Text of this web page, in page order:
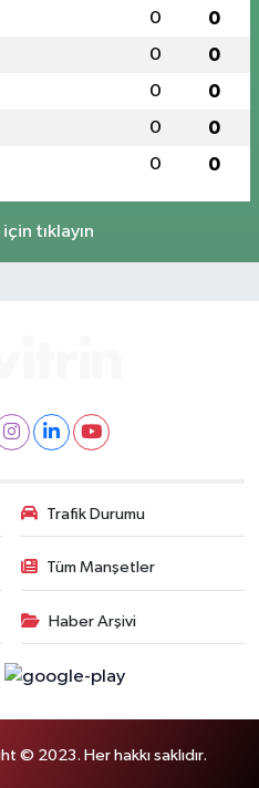
0 0
0 0
0 0
0 0
0 0
tıklayın
Trafik Durumu
Tüm Manşetler
Haber Arşivi
© 2023. Her hakkı saklıdır.